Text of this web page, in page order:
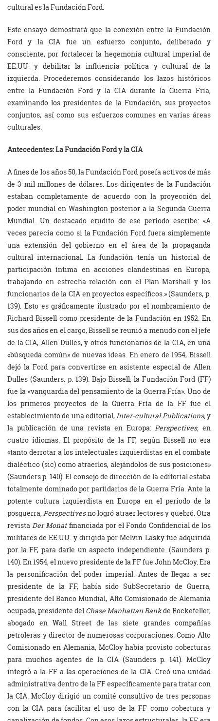
cultural es la Fundación Ford.
Este ensayo demostrará que la conexión entre la Fundación
Ford y la CIA fue un esfuerzo conjunto, deliberado y
consciente, por fortalecer la hegemonía cultural imperial de
EE.UU. y debilitar la influencia política y cultural de la
izquierda. Procederemos considerando los lazos históricos
entre la Fundación Ford y la CIA durante la Guerra Fría,
examinando los presidentes de la Fundación, sus proyectos
conjuntos, así como sus esfuerzos comunes en varias áreas
culturales.
Antecedentes: La Fundación Ford y la CIA
A fines de los años 50, la Fundación Ford poseía activos de más
de 3 mil millones de dólares. Los dirigentes de la Fundación
estaban completamente de acuerdo con la proyección del
poder mundial en Washington posterior a la Segunda Guerra
Mundial. Un destacado erudito de ese período escribe: «A
veces parecía como si la Fundación Ford fuera simplemente
una extensión del gobierno en el área de la propaganda
cultural internacional. La fundación tenía un historial de
participación íntima en acciones clandestinas en Europa,
trabajando en estrecha relación con el Plan Marshall y los
funcionarios de la CIA en proyectos específicos.» (Saunders, p.
139). Esto es gráficamente ilustrado por el nombramiento de
Richard Bissell como presidente de la Fundación en 1952. En
sus dos años en el cargo, Bissell se reunió a menudo con el jefe
de la CIA, Allen Dulles, y otros funcionarios de la CIA, en una
«búsqueda común» de nuevas ideas. En enero de 1954, Bissell
dejó la Ford para convertirse en asistente especial de Allen
Dulles (Saunders, p. 139). Bajo Bissell, la Fundación Ford (FF)
fue la «vanguardia del pensamiento de la Guerra Fría». Uno de
los primeros proyectos de la Guerra Fría de la FF fue el
establecimiento de una editorial,Inter-cultural Publications,y
la publicación de una revista en Europa:Perspectives, en
cuatro idiomas. El propósito de la FF, según Bissell no era
«tanto derrotar a los intelectuales izquierdistas en el combate
dialéctico (sic) como atraerlos, alejándolos de sus posiciones»
(Saunders p. 140). El consejo de dirección de la editorial estaba
totalmente dominado por partidarios de la Guerra Fría. Ante la
potente cultura izquierdista en Europa en el período de la
posguerra,Perspectivesno logró atraer lectores y quebró. Otra
revistaDer Monat financiada por el Fondo Confidencial de los
militares de EE.UU. y dirigida por Melvin Lasky fue adquirida
por la FF, para darle un aspecto independiente. (Saunders p.
140). En 1954, el nuevo presidente de la FF fue John McCloy. Era
la personificación del poder imperial. Antes de llegar a ser
presidente de la FF, había sido SubSecretario de Guerra,
presidente del Banco Mundial, Alto Comisionado de Alemania
ocupada, presidente del Chase Manhattan Bankde Rockefeller,
abogado en Wall Street de las siete grandes compañías
petroleras y director de numerosas corporaciones. Como Alto
Comisionado en Alemania, McCloy había provisto coberturas
para muchos agentes de la CIA (Saunders p. 141). McCloy
integró a la FF a las operaciones de la CIA. Creó una unidad
administrativa dentro de la FF específicamente para tratar con
la CIA. McCloy dirigió un comité consultivo de tres personas
con la CIA para facilitar el uso de la FF como cobertura y